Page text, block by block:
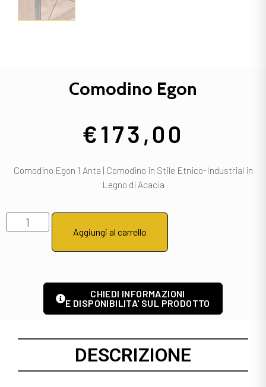
Comodino Egon
€173,00
Comodino Egon 1 Anta | Comodino in Stile Etnico-Industrial in
Legno di Acacia
Aggiungi al carrello
CHIEDI INFORMAZIONI
E DISPONIBILITA' SUL PRODOTTO
DESCRIZIONE